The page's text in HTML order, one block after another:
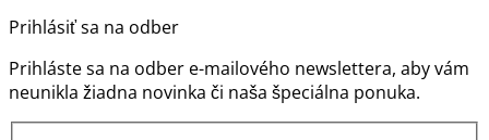
len
ochrana
pokožky,
Ekologické
aviváže:
Prírodná
starostlivosť
o
pracie
je
Prihlásiť sa na odber
Prihláste sa na odber e-mailového newslettera, aby vám
neunikla žiadna novinka či naša špeciálna ponuka.